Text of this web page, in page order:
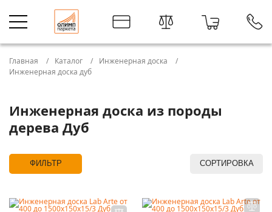
Главная Каталог
Инженерная доска
Инженерная доска дуб
Инженерная доска из породы
дерева Дуб
ФИЛЬТР СОРТИРОВКА